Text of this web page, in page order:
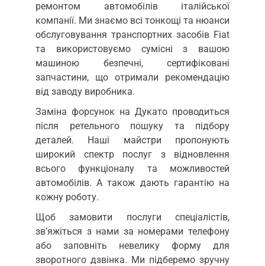
ремонтом автомобілів італійської
компанії. Ми знаємо всі тонкощі та нюанси
обслуговування транспортних засобів Fiat
та використовуємо сумісні з вашою
машиною безпечні, сертифіковані
запчастини, що отримали рекомендацію
від заводу виробника.
Заміна форсунок на Дукато проводиться
після ретельного пошуку та підбору
деталей. Наші майстри пропонують
широкий спектр послуг з відновлення
всього функціоналу та можливостей
автомобілів. А також дають гарантію на
кожну роботу.
Щоб замовити послуги спеціалістів,
зв’яжіться з нами за номерами телефону
або заповніть невелику форму для
зворотного дзвінка. Ми підберемо зручну